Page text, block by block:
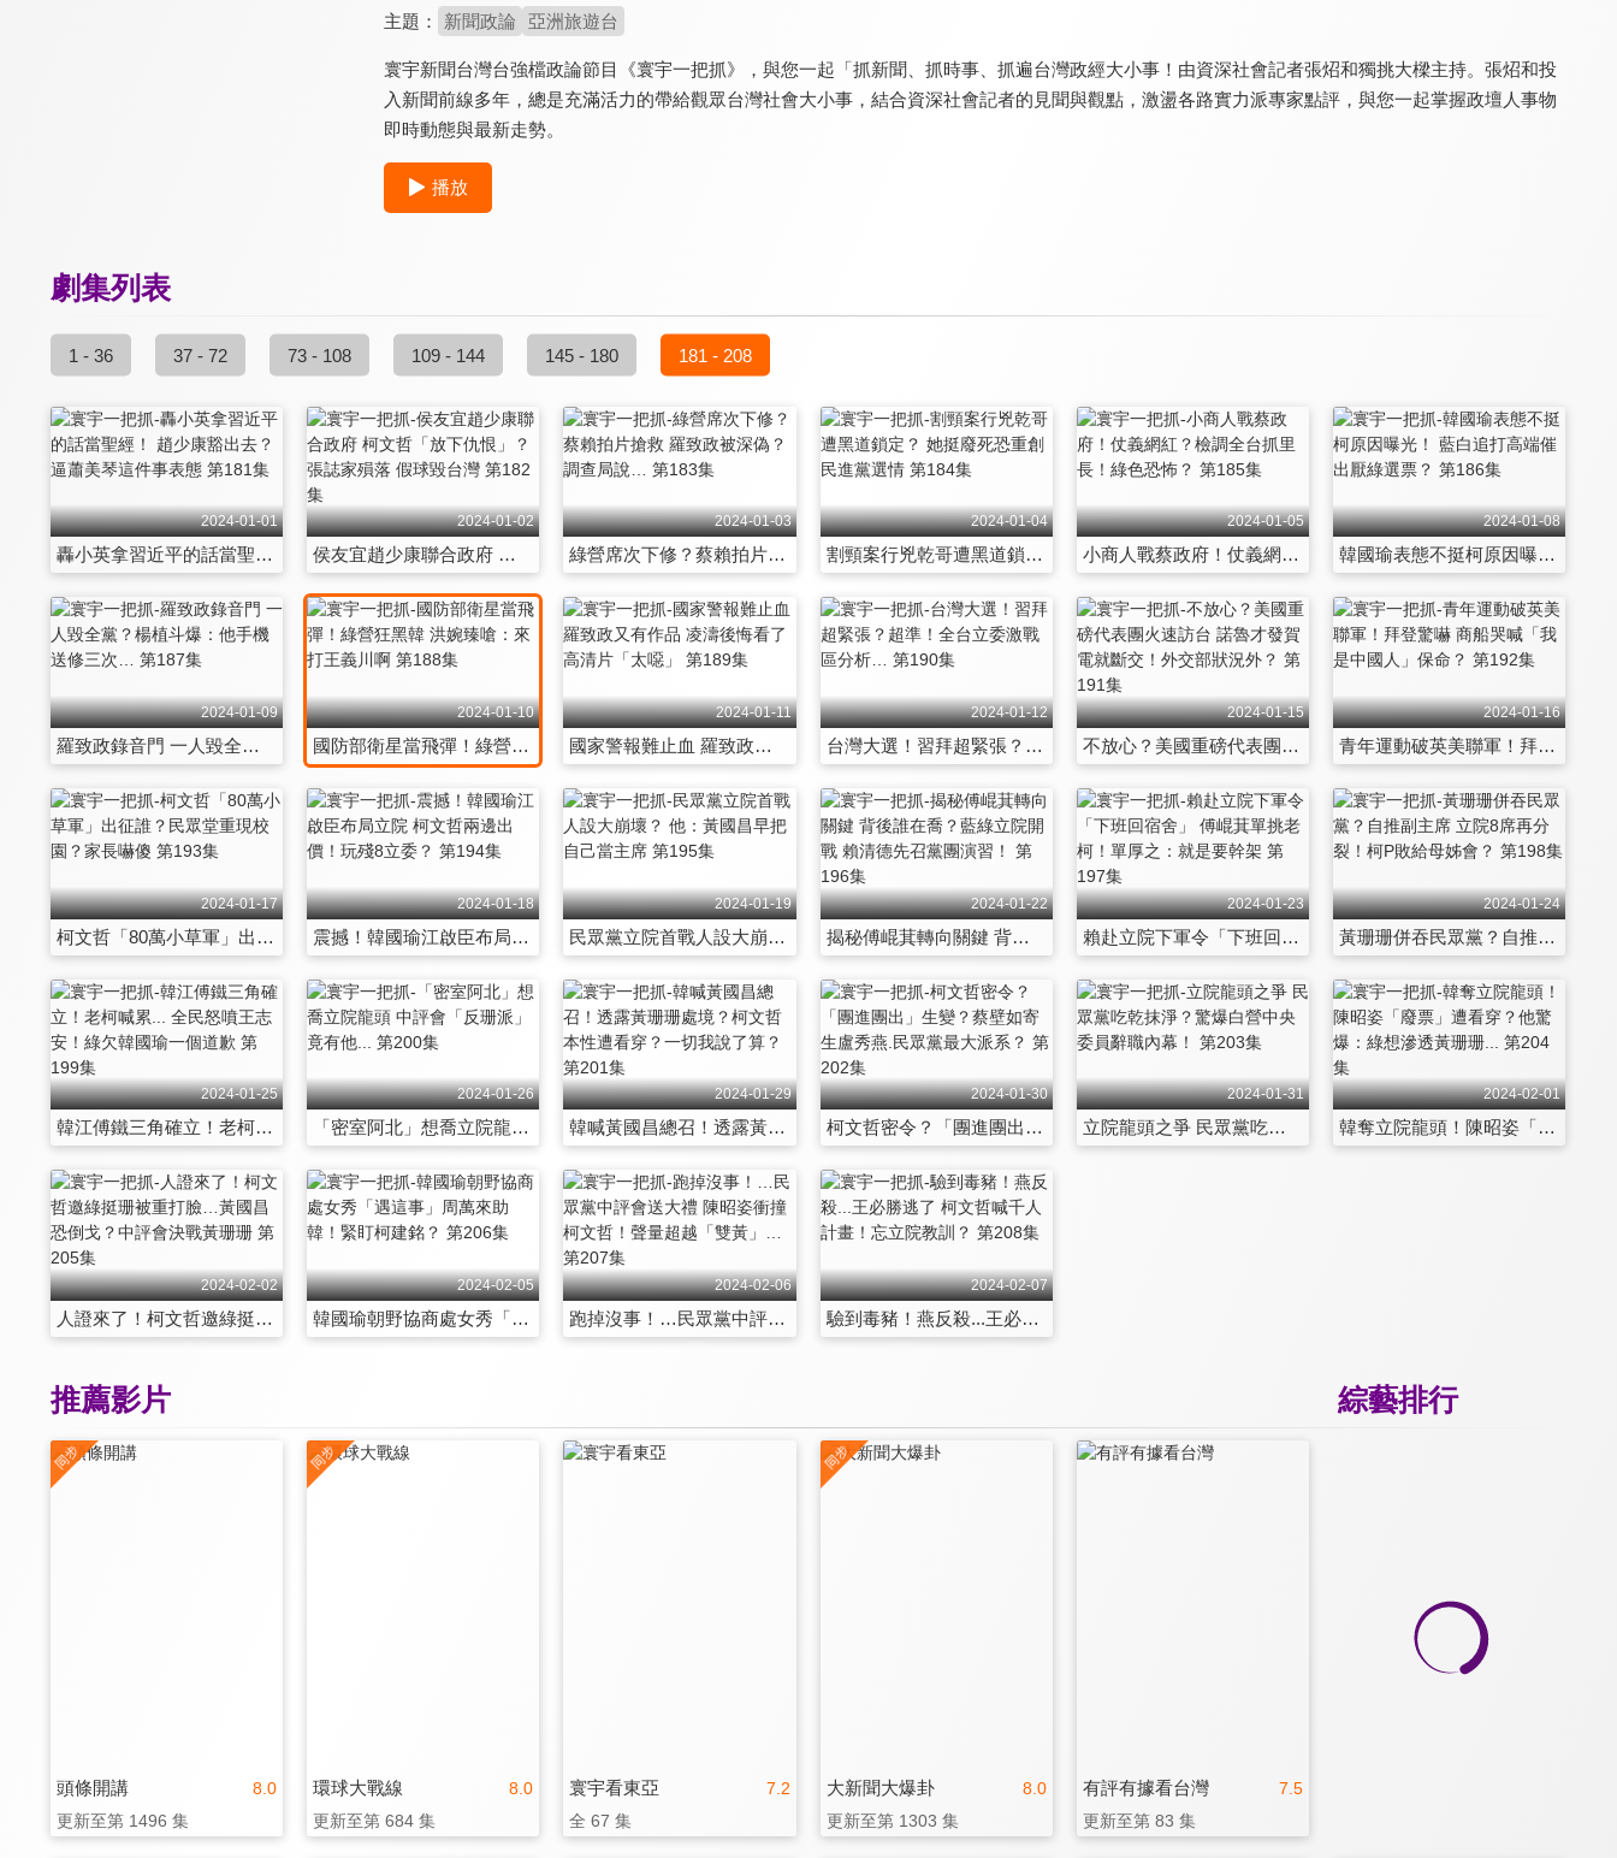
主題： 新聞政論 亞洲旅遊台
寰宇新聞台灣台強檔政論節目《寰宇一把抓》，與您一起「抓新聞、抓時事、抓遍台灣政經大小事！由資深社會記者張炤和獨挑大樑主持。張炤和投
入新聞前線多年，總是充滿活力的帶給觀眾台灣社會大小事，結合資深社會記者的見聞與觀點，激盪各路實力派專家點評，與您一起掌握政壇人事物
即時動態與最新走勢。
播放
劇集列表
1 - 36 37 - 72 73 - 108 109 - 144 145 - 180 181 - 208
2024-01-01
轟小英拿習近平的話當聖經！ 趙少康豁出去？逼蕭美琴這件事表態 第181集
2024-01-02
侯友宜趙少康聯合政府 柯文哲「放下仇恨」？張誌家殞落 假球毀台灣 第182集
2024-01-03
綠營席次下修？蔡賴拍片搶救 羅致政被深偽？調查局說… 第183集
2024-01-04
割頸案行兇乾哥遭黑道鎖定？ 她挺廢死恐重創民進黨選情 第184集
2024-01-05
小商人戰蔡政府！仗義網紅？檢調全台抓里長！綠色恐怖？ 第185集
2024-01-08
韓國瑜表態不挺柯原因曝光！ 藍白追打高端催出厭綠選票？ 第186集
2024-01-09
羅致政錄音門 一人毀全黨？楊植斗爆：他手機送修三次… 第187集
2024-01-10
國防部衛星當飛彈！綠營狂黑韓 洪婉臻嗆：來打王義川啊 第188集
2024-01-11
國家警報難止血 羅致政又有作品 凌濤後悔看了高清片「太噁」 第189集
2024-01-12
台灣大選！習拜超緊張？超準！全台立委激戰區分析… 第190集
2024-01-15
不放心？美國重磅代表團火速訪台 諾魯才發賀電就斷交！外交部狀況外？ 第191集
2024-01-16
青年運動破英美聯軍！拜登驚嚇 商船哭喊「我是中國人」保命？ 第192集
2024-01-17
柯文哲「80萬小草軍」出征誰？民眾堂重現校園？家長嚇傻 第193集
2024-01-18
震撼！韓國瑜江啟臣布局立院 柯文哲兩邊出價！玩殘8立委？ 第194集
2024-01-19
民眾黨立院首戰人設大崩壞？ 他：黃國昌早把自己當主席 第195集
2024-01-22
揭秘傅崐萁轉向關鍵 背後誰在喬？藍綠立院開戰 賴清德先召黨團演習！ 第196集
2024-01-23
賴赴立院下軍令「下班回宿舍」 傅崐萁單挑老柯！單厚之：就是要幹架 第197集
2024-01-24
黃珊珊併吞民眾黨？自推副主席 立院8席再分裂！柯P敗給母姊會？ 第198集
2024-01-25
韓江傅鐵三角確立！老柯喊累... 全民怒噴王志安！綠欠韓國瑜一個道歉 第199集
2024-01-26
「密室阿北」想喬立院龍頭 中評會「反珊派」竟有他... 第200集
2024-01-29
韓喊黃國昌總召！透露黃珊珊處境？柯文哲本性遭看穿？一切我說了算？ 第201集
2024-01-30
柯文哲密令？「團進團出」生變？蔡壁如寄生盧秀燕.民眾黨最大派系？ 第202集
2024-01-31
立院龍頭之爭 民眾黨吃乾抹淨？驚爆白營中央委員辭職內幕！ 第203集
2024-02-01
韓奪立院龍頭！陳昭姿「廢票」遭看穿？他驚爆：綠想滲透黃珊珊... 第204集
2024-02-02
人證來了！柯文哲邀綠挺珊被重打臉…黃國昌恐倒戈？中評會決戰黃珊珊 第205集
2024-02-05
韓國瑜朝野協商處女秀「遇這事」周萬來助韓！緊盯柯建銘？ 第206集
2024-02-06
跑掉沒事！…民眾黨中評會送大禮 陳昭姿衝撞柯文哲！聲量超越「雙黃」… 第207集
2024-02-07
驗到毒豬！燕反殺...王必勝逃了 柯文哲喊千人計畫！忘立院教訓？ 第208集
綜藝排行
推薦影片
8.0
頭條開講
更新至第 1496 集
8.0
環球大戰線
更新至第 684 集
7.2
寰宇看東亞
全 67 集
8.0
大新聞大爆卦
更新至第 1303 集
7.5
有評有據看台灣
更新至第 83 集